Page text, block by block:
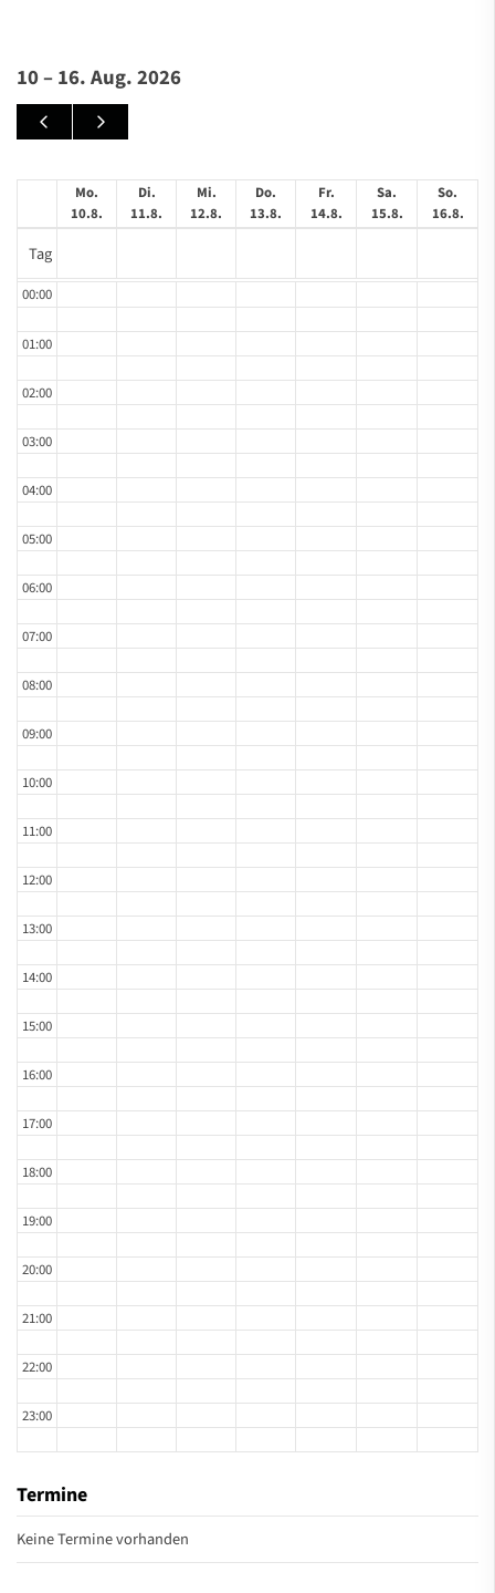
10 – 16. Aug. 2026
Mo.
10.8.
Di.
11.8.
Mi.
12.8.
Do.
13.8.
Fr.
14.8.
Sa.
15.8.
So.
16.8.
Tag
00:00
01:00
02:00
03:00
04:00
05:00
06:00
07:00
08:00
09:00
10:00
11:00
12:00
13:00
14:00
15:00
16:00
17:00
18:00
19:00
20:00
21:00
22:00
23:00
Termine
Keine Termine vorhanden